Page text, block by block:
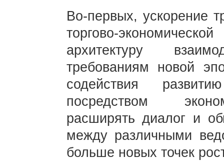
Во-первых, ускорение
торгово-
архитектуру
требованиям новой
содействия
посредством
расширять диалог и
между различными
больше новых точек